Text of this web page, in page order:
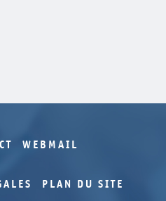
WEBMAIL
PLAN DU SITE